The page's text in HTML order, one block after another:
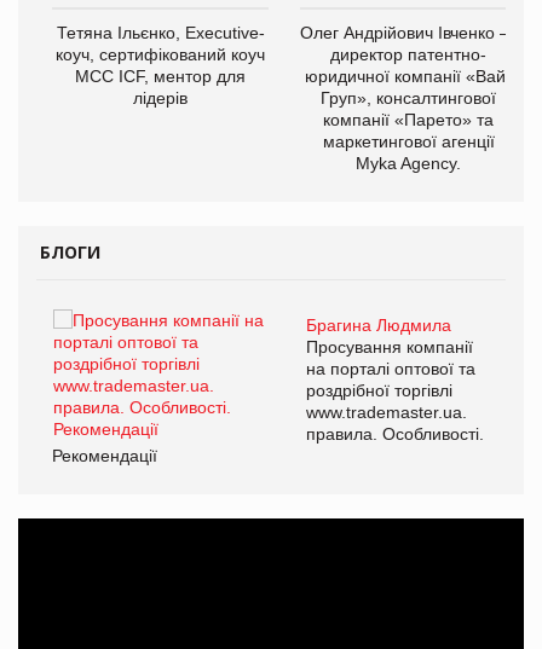
Тетяна Ільєнко, Executive-
коуч, сертифікований коуч
МСС ICF, ментор для
лідерів
Олег Андрійович Івченко —
директор патентно-
юридичної компанії «Вайз
Груп», консалтингової
компанії «Парето» та
маркетингової агенції
Myka Agency.
БЛОГИ
Брагина Людмила
Просування компанії
на порталі оптової та
роздрібної торгівлі
www.trademaster.ua.
правила. Особливості.
Рекомендації